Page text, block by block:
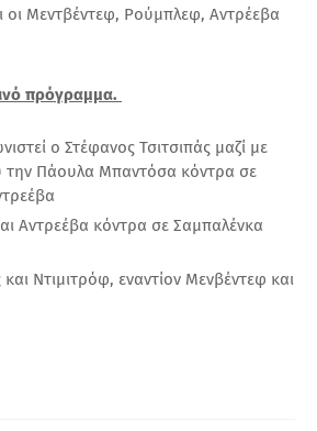
οι Μεντβέντεφ, Ρούμπλεφ, Αντρέεβα
πρόγραμμα.
ο Στέφανος Τσιτσιπάς μαζί με
την Πάουλα Μπαντόσα κόντρα σε
Αντρεέβα κόντρα σε Σαμπαλένκα
και Ντιμιτρόφ, εναντίον Μενβέντεφ και